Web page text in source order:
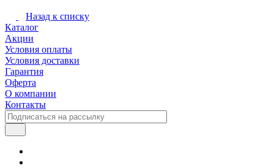
Назад к списку
Каталог
Акции
Условия оплаты
Условия доставки
Гарантия
Оферта
О компании
Контакты